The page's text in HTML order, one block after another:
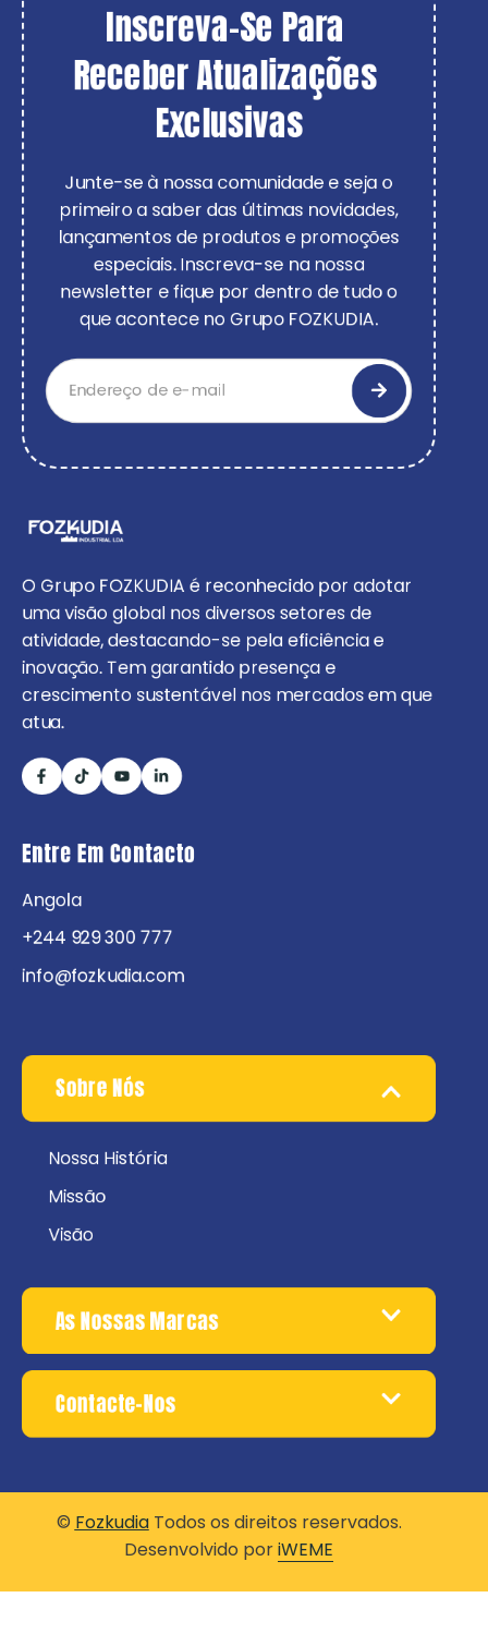
Inscreva-Se Para
Receber Atualizações
Exclusivas
Junte-se à nossa comunidade e seja o
primeiro a saber das últimas novidades,
lançamentos de produtos e promoções
especiais. Inscreva-se na nossa
newsletter e fique por dentro de tudo o
que acontece no Grupo FOZKUDIA.
O Grupo FOZKUDIA é reconhecido por adotar
uma visão global nos diversos setores de
atividade, destacando-se pela eficiência e
inovação. Tem garantido presença e
crescimento sustentável nos mercados em que
atua.
Entre Em Contacto
Angola
+244 929 300 777
info@fozkudia.com
Sobre Nós
Nossa História
Missão
Visão
As Nossas Marcas
Contacte-Nos
© FozkudiaTodos os direitos reservados.
Desenvolvido poriWEME